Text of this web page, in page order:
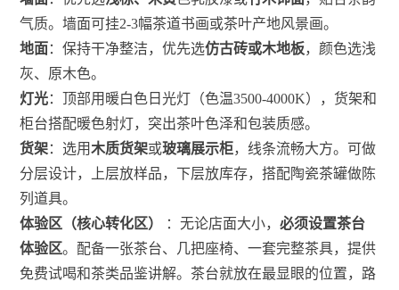
气质。墙面可挂2-3幅茶道书画或茶叶产地风景画。
地面 ：保持干净整洁，优先选仿古砖或木地板，颜色选浅
灰、原木色。
灯光：顶部用暖白色日光灯（色温3500-4000K），货架和
柜台搭配暖色射灯，突出茶叶色泽和包装质感。
货架：选用木质货架或玻璃展示柜，线条流畅大方。可做
分层设计，上层放样品，下层放库存，搭配陶瓷茶罐做陈
列道具。
体验区（核心转化区）
：无论店面大小，必须设置茶台
体验区。配备一张茶台、几把座椅、一套完整茶具，提供
免费试喝和茶类品鉴讲解。茶台就放在最显眼的位置，路